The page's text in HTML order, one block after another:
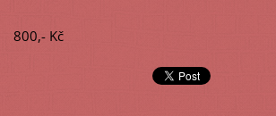
800,- Kč